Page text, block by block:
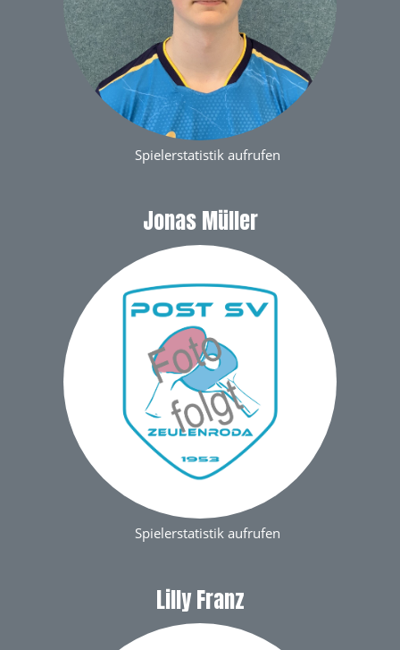
Spielerstatistik aufrufen
Jonas Müller
Spielerstatistik aufrufen
Lilly Franz